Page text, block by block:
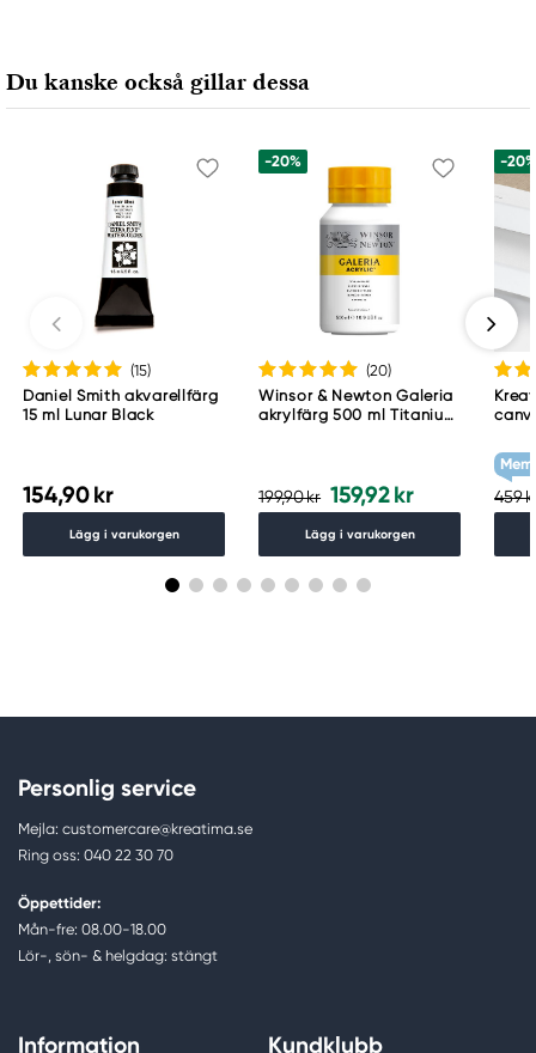
Du kanske också gillar dessa
(15)
Daniel Smith akvarellfärg
15 ml Lunar Black
154,90 kr
Lägg i varukorgen
-20%
(20)
Winsor & Newton Galeria
akrylfärg 500 ml Titanium
199,90 kr 159,92 kr
Lägg i varukorgen
-
g/m²
459
Personlig service
Mejla: customercare@kreatima.se
Ring oss: 040 22 30 70
Öppettider:
Mån-fre: 08.00-18.00
Lör-, sön- & helgdag: stängt
Information Kundklubb